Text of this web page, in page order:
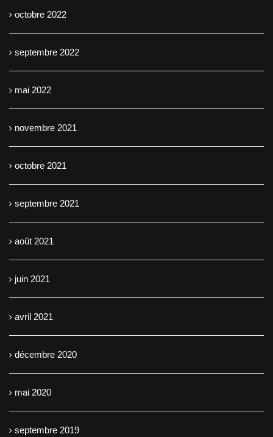
octobre 2022
septembre 2022
mai 2022
novembre 2021
octobre 2021
septembre 2021
août 2021
juin 2021
avril 2021
décembre 2020
mai 2020
septembre 2019